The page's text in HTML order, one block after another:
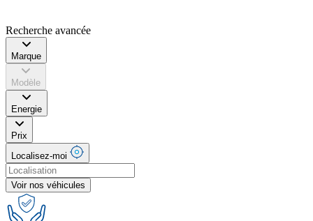
Recherche avancée
Marque
Modèle
Energie
Prix
Localisez-moi
Voir nos véhicules